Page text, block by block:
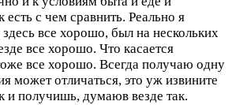
с чем сравнить. Реально я
все хорошо, был на нескольких
все хорошо. Что касается
все хорошо. Всегда получаю одну
может отличаться, это уж извините
и получишь, думаюв везде так.